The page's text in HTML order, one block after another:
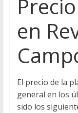
en
El precio de la
general en los
sido los